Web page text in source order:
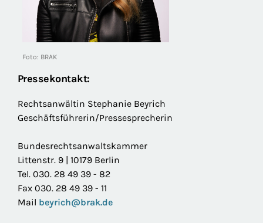
Foto: BRAK
Pressekontakt:
Rechtsanwältin Stephanie Beyrich
Geschäftsführerin/Pressesprecherin
Bundesrechtsanwaltskammer
Littenstr. 9 | 10179 Berlin
Tel. 030. 28 49 39 - 82
Fax 030. 28 49 39 - 11
Mail beyrich@brak.de